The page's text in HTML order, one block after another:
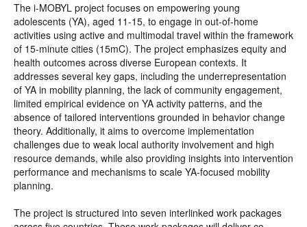
The i-MOBYL project focuses on empowering young
adolescents (YA), aged 11-15, to engage in out-of-home
activities using active and multimodal travel within the framework
of 15-minute cities (15mC). The project emphasizes equity and
health outcomes across diverse European contexts. It
addresses several key gaps, including the underrepresentation
of YA in mobility planning, the lack of community engagement,
limited empirical evidence on YA activity patterns, and the
absence of tailored interventions grounded in behavior change
theory. Additionally, it aims to overcome implementation
challenges due to weak local authority involvement and high
resource demands, while also providing insights into intervention
performance and mechanisms to scale YA-focused mobility
planning.
The project is structured into seven interlinked work packages